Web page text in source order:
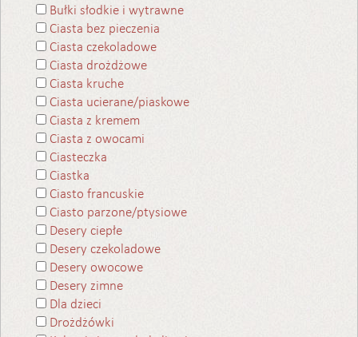
Bułki słodkie i wytrawne
Ciasta bez pieczenia
Ciasta czekoladowe
Ciasta drożdżowe
Ciasta kruche
Ciasta ucierane/piaskowe
Ciasta z kremem
Ciasta z owocami
Ciasteczka
Ciastka
Ciasto francuskie
Ciasto parzone/ptysiowe
Desery ciepłe
Desery czekoladowe
Desery owocowe
Desery zimne
Dla dzieci
Drożdżówki